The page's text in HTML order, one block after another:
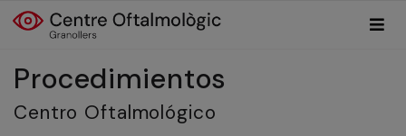
Procedimientos
Centro Oftalmológico